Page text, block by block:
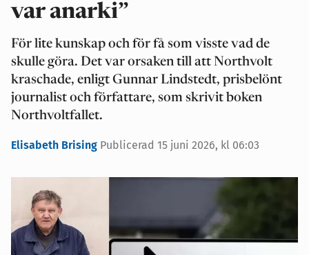
var anarki”
För lite kunskap och för få som visste vad de
skulle göra. Det var orsaken till att Northvolt
kraschade, enligt Gunnar Lindstedt, prisbelönt
journalist och författare, som skrivit boken
Northvoltfallet.
Elisabeth Brising Publicerad 15 juni 2026, kl 06:03